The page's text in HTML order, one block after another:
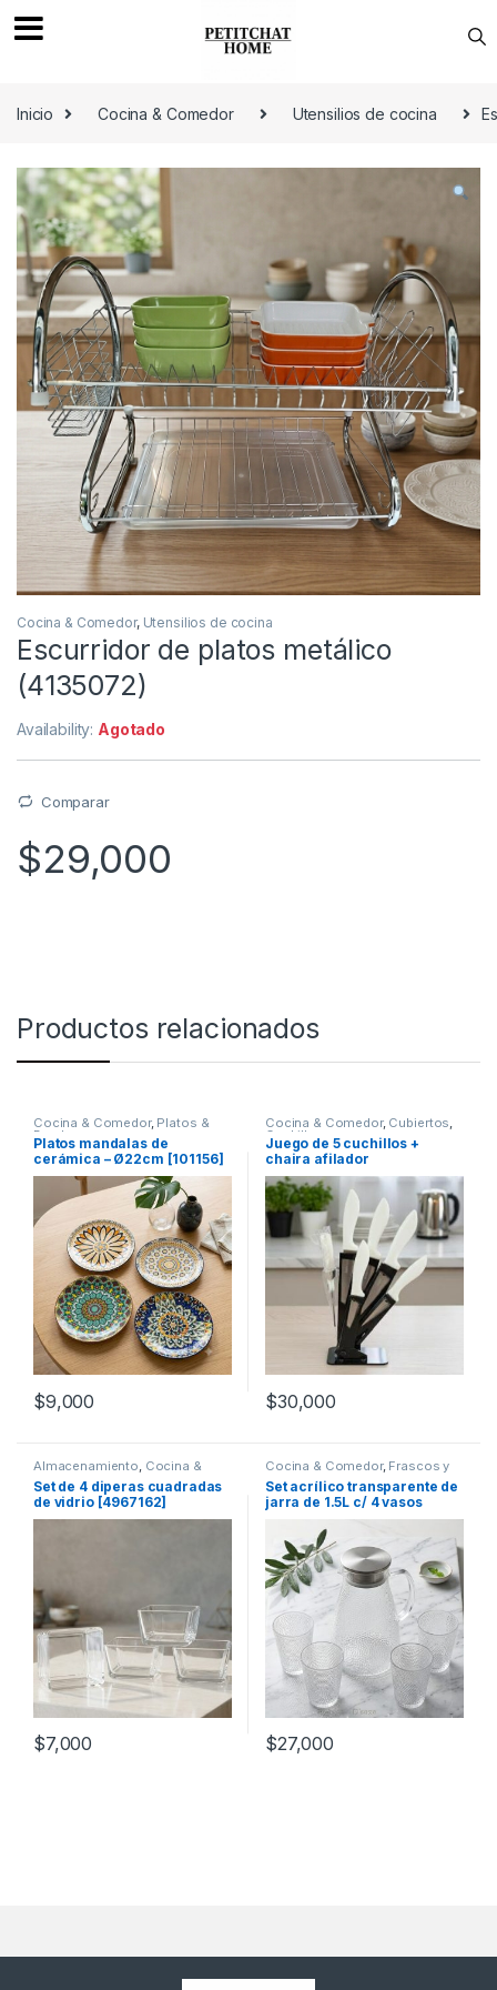
Inicio
Cocina & Comedor Utensilios de cocina
Cocina & Comedor, Utensilios de cocina
Escurridor de platos metálico
(4135072)
Availability: Agotado
Comparar
$29,000
Productos relacionados
Cocina & Comedor, Platos &
Bowls
Platos mandalas de
cerámica – Ø22cm [101156]
$9,000
Cocina & Comedor, Cubiertos,
Cuchillos
Juego de 5 cuchillos +
chaira afilador
$30,000
Almacenamiento, Cocina &
Comedor ,Platos & Bowls
Set de 4 diperas cuadradas
de vidrio [4967162]
$7,000
Cocina & Comedor, Frascos y
Jarras Recipientes para
bebidas y líquidos,Vasos
Set acrílico transparente de
jarra de 1.5L c/ 4 vasos
$27,000